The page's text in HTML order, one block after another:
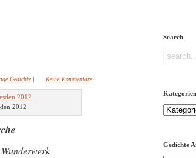
Gedichte | Keine Kommentare
2012
Search
Kategorien
Kategorien
Gedichte